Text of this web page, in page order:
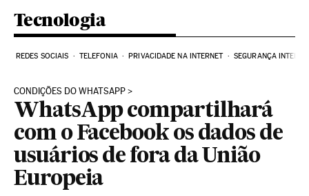
Tecnologia
REDES SOCIAIS TELEFONIA PRIVACIDADE NA INTERNET SEGURANÇA
CONDIÇÕES DO WHATSAPP
WhatsApp compartilhará
com o Facebook os dados de
usuários de fora da União
Europeia